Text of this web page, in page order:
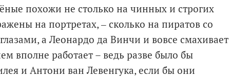
похожи не столько на чинных и строгих
на портретах, ‒ сколько на пиратов со
а Леонардо да Винчи и вовсе смахивает
вполне работает – ведь разве было бы
и Антони ван Левенгука, если бы они